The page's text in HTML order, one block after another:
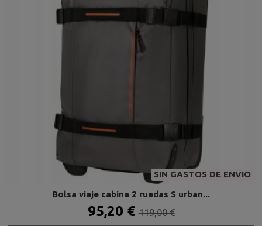
SIN GASTOS DE ENVIO
Bolsa viaje cabina 2 ruedas S urban...
95,20 €119,00 €